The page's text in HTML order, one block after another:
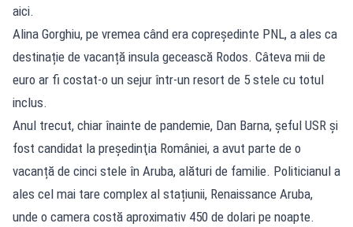
aici.
Alina Gorghiu, pe vremea când era copreședinte PNL, a ales ca
destinație de vacanță insula gecească Rodos. Câteva mii de
euro ar fi costat-o un sejur într-un resort de 5 stele cu totul
inclus.
Anul trecut, chiar înainte de pandemie, Dan Barna, şeful USR şi
fost candidat la preşedinţia României, a avut parte de o
vacanță de cinci stele în Aruba, alături de familie. Politicianul a
ales cel mai tare complex al stațiunii, Renaissance Aruba,
unde o camera costă aproximativ 450 de dolari pe noapte.